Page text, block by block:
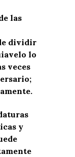
las
dividir
lo
veces
y